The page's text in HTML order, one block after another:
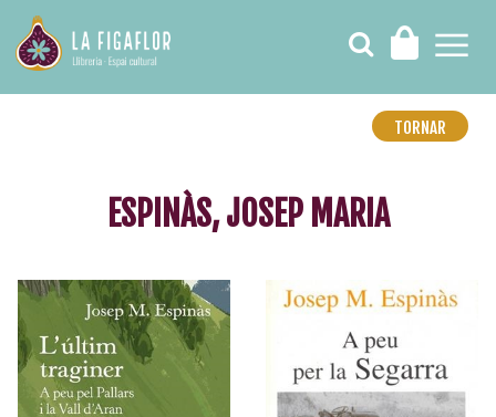
TORNAR
ESPINÀS, JOSEP MARIA